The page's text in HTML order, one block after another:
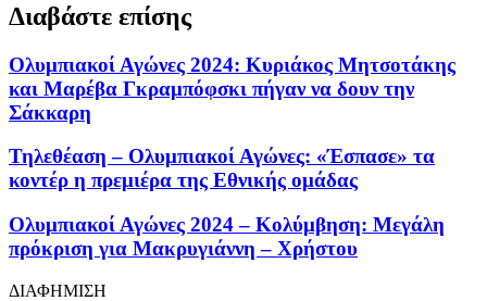
Διαβάστε επίσης
Ολυμπιακοί Αγώνες 2024: Κυριάκος Μητσοτάκης
και Μαρέβα Γκραμπόφσκι πήγαν να δουν την
Σάκκαρη
Τηλεθέαση – Ολυμπιακοί Αγώνες: «Έσπασε» τα
κοντέρ η πρεμιέρα της Εθνικής ομάδας
Ολυμπιακοί Αγώνες 2024 – Κολύμβηση: Μεγάλη
πρόκριση για Μακρυγιάννη – Χρήστου
ΔΙΑΦΗΜΙΣΗ